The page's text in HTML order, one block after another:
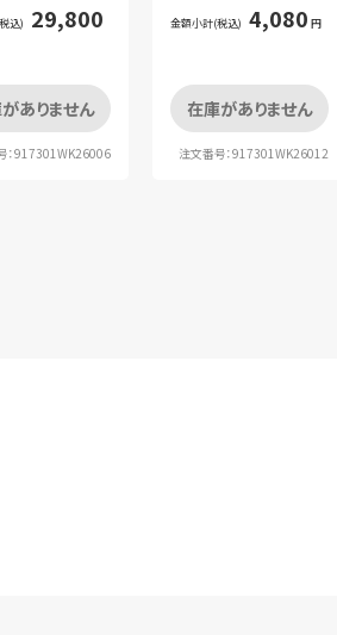
込) 29,800
ありません
：917301WK26006
金額小計(税込) 4,080 円
在庫がありません
注文番号：917301WK26012